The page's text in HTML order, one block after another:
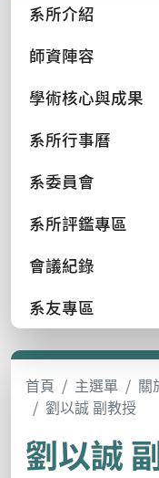
系所介紹
師資陣容
學術核心與成果
系所行事曆
系委員會
系所評鑑專區
會議紀錄
系友專區
首頁 主選單 關
劉以誠 副教授
劉以誠